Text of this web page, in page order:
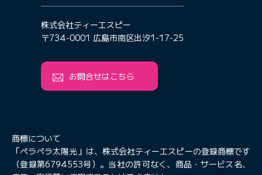
株式会社ティーエスピー
〒734-0001 広島市南区出汐1-17-25
お問合せはこちら
商標について
「ペラペラ太陽光」は、株式会社ティーエスピーの登録商標です
（登録第6794553号）。当社の許可なく、商品・サービス名、